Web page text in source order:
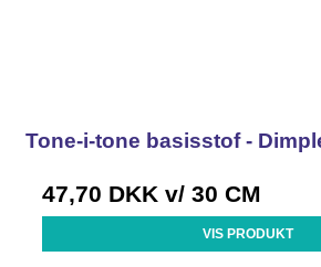
Tone-i-tone basisstof -
47,70 DKK v/ 30 CM
VIS PRODUKT